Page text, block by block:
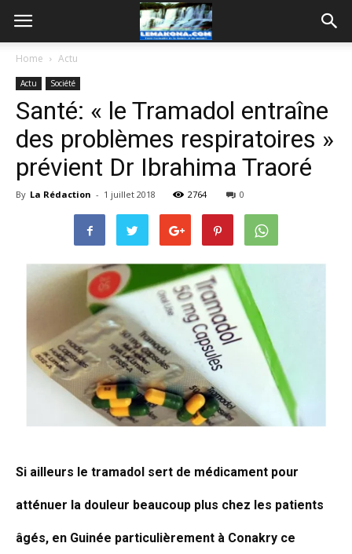
Home Actu
Actu Société
Santé: « le Tramadol entraîne
des problèmes respiratoires »
prévient Dr Ibrahima Traoré
By La Rédaction - 1 juillet 2018 2764 0
Si ailleurs le tramadol sert de médicament pour
atténuer la douleur beaucoup plus chez les patients
âgés, en Guinée particulièrement à Conakry ce